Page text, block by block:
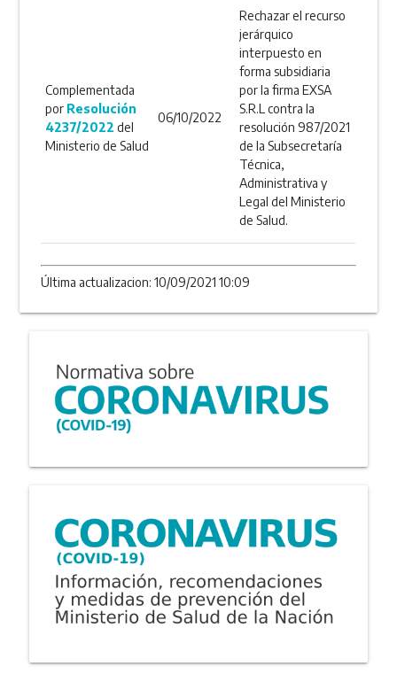
Complementada
por Resolución
4237/2022 del
Ministerio de Salud
06/10/2022
Rechazar el recurso
jerárquico
interpuesto en
forma subsidiaria
por la firma EXSA
S.R.L contra la
resolución 987/2021
de la Subsecretaría
Técnica,
Administrativa y
Legal del Ministerio
de Salud.
Última actualizacion: 10/09/2021 10:09